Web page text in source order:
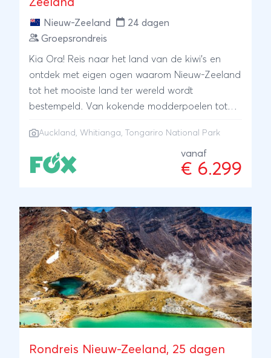
Zeeland
Nieuw-Zeeland
24 dagen
Groepsrondreis
Kia Ora! Reis naar het land van de kiwi's en
ontdek met eigen ogen waarom Nieuw-Zeeland
tot het mooiste land ter wereld wordt
bestempeld. Van kokende modderpoelen tot
regenwouden tot ijskoude gletsjers: onze
deskundige Nederlandssprekende reisleider
neemt je mee op avontuur langs alle
Auckland , Whitianga, Tongariro National Park
vanaf
€ 6.299
Rondreis Nieuw-Zeeland, 25 dagen